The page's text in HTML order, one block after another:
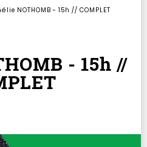
NOTHOMB - 15h // COMPLET
- 15h //